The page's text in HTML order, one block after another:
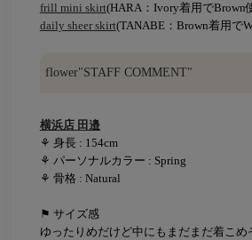
frill mini skirt(HARA：Ivory着用でBrown
daily sheer skirt(TANABE：Brown着用で
flower"STAFF COMMENT"
横浜店 田邉
⚘ 身長 : 154cm
⚘ パーソナルカラー : Spring
⚘ 骨格 : Natural
⚑ サイズ感
ゆったりめだけど中にもまだまだ着こ